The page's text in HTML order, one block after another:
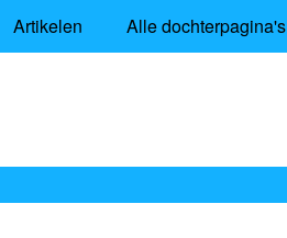
Artikelen Alle dochterpagina's